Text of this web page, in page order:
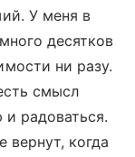
У меня в
десятков
ни разу.
смысл
и радоваться.
вернут, когда